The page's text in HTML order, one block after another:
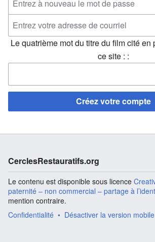
Le quatrième mot du titre du film cité en
ce site : :
Créez votre compte
CerclesRestauratifs.org
Le contenu est disponible sous licence
paternité – non commercial – partage à
mention contraire.
Confidentialité
Désactiver la version mobile